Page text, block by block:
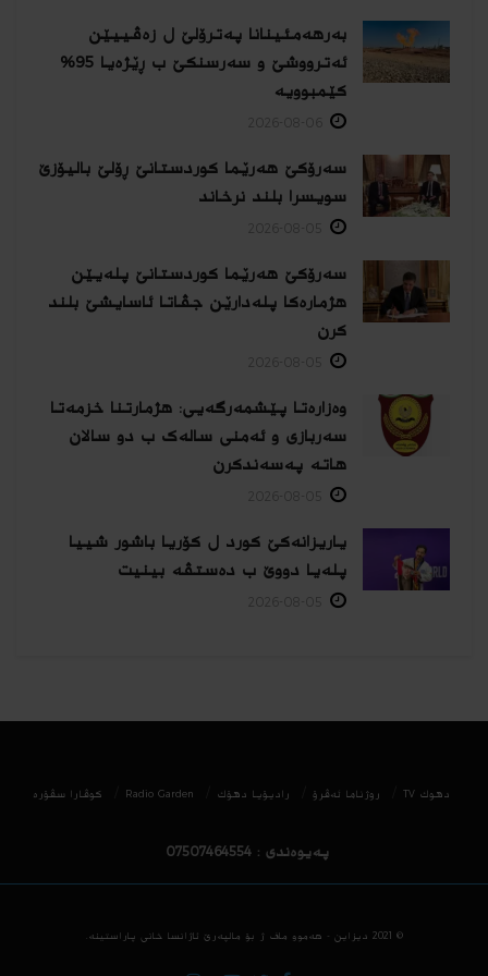
بەرهەمئینانا په‌ترۆلێ ل زه‌ڤییێن
ئەترووشێ و سەرسنكێ ب ڕێژەیا 95%
كێمبوویە
سەرۆکێ هەرێما کوردستانێ ڕۆلێ بالیۆزێ
سویسرا بلند نرخاند
سەرۆکێ هەرێما کوردستانێ پلەیێن
هژمارەكا پلەدارێن جڤاتا ئاسایشێ بلند
كرن
وەزارەتا پێشمەرگەیی: هژمارتنا خزمەتا
سەربازی و ئەمنی سالەک ب دو سالان
هاتە پەسەندكرن
یاریزانەكێ کورد ل کۆریا باشور شییا
پلەیا دووێ ب دەستڤە بینیت
دھوك TV روژناما ئەڤرۆ رادیۆیا دهۆك Radio Garden كوڤارا سڤۆره‌
پەیوەندی : 07507464554
© 2021 دیزاین - هه‌موو ماف ژ بۆ مالپه‌رێ ئاژانسا خانی پاراستینه‌.